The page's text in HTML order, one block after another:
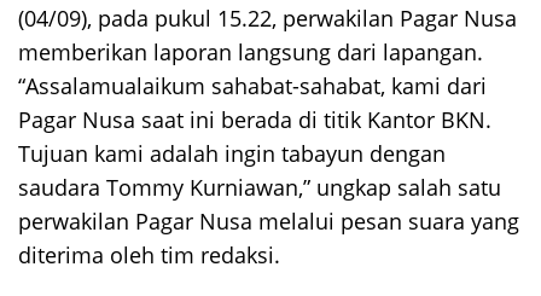
(04/09), pada pukul 15.22, perwakilan Pagar Nusa
memberikan laporan langsung dari lapangan.
“Assalamualaikum sahabat-sahabat, kami dari
Pagar Nusa saat ini berada di titik Kantor BKN.
Tujuan kami adalah ingin tabayun dengan
saudara Tommy Kurniawan,” ungkap salah satu
perwakilan Pagar Nusa melalui pesan suara yang
diterima oleh tim redaksi.